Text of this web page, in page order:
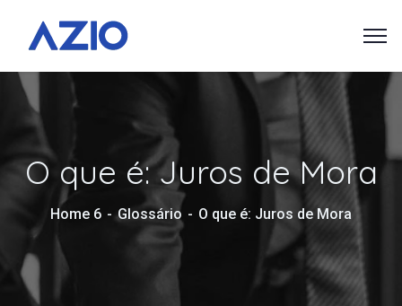
O que é: Juros de Mora
Home 6 Glossário O que é: Juros de Mora